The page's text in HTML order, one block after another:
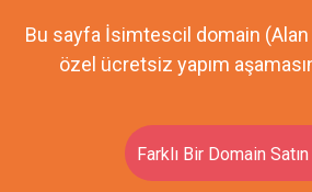
Bu sayfa İsimtescil domain (Alan
özel ücretsiz yapım
Farklı Bir Domain